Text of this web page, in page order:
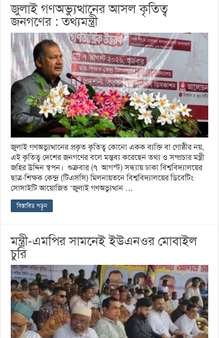
জুলাই গণঅভ্যুত্থানের আসল কৃতিত্ব
জনগণের : তথ্যমন্ত্রী
জুলাই গণঅভ্যুত্থানের প্রকৃত কৃতিত্ব কোনো একক ব্যক্তি বা গোষ্ঠীর নয়,
এই কৃতিত্ব দেশের জনগণের বলে মন্তব্য করেছেন তথ্য ও সম্প্রচার মন্ত্রী
জহির উদ্দিন স্বপন। শুক্রবার (৭ আগস্ট) সন্ধ্যায় ঢাকা বিশ্ববিদ্যালয়ের
ছাত্র-শিক্ষক কেন্দ্র (টিএসসি) মিলনায়তনে বিশ্ববিদ্যালয়ের ডিবেটিং
সোসাইটি আয়োজিত ‘জুলাই গণঅভ্যুত্থান …
বিস্তারিত পড়ুন
মন্ত্রী-এমপির সামনেই ইউএনওর মোবাইল
চুরি